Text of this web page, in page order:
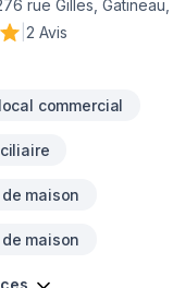
rue Gilles,
2 Avis
commercial
maison
maison